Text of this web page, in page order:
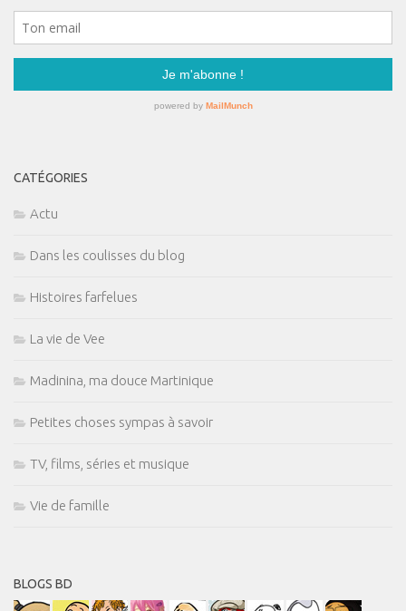
CATÉGORIES
Actu
Dans les coulisses du blog
Histoires farfelues
La vie de Vee
Madinina, ma douce Martinique
Petites choses sympas à savoir
TV, films, séries et musique
Vie de famille
BLOGS BD